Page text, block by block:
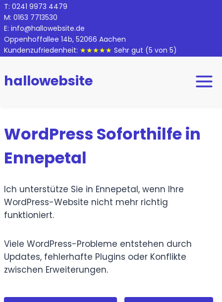
Zum
Inhalt
springen
T: 0241 9973 4479
M: 0163 7713530
E: info@hallowebsite.de
Oppenhoffallee 14b, 52066 Aachen
Kundenzufriedenheit: ★★★★★ Sehr gut (5 von 5)
hallowebsite
WordPress Soforthilfe in
Ennepetal
Ich unterstütze Sie in Ennepetal, wenn Ihre
WordPress-Website nicht mehr richtig
funktioniert.
Viele WordPress-Probleme entstehen durch
Updates, fehlerhafte Plugins oder Konflikte
zwischen Erweiterungen.